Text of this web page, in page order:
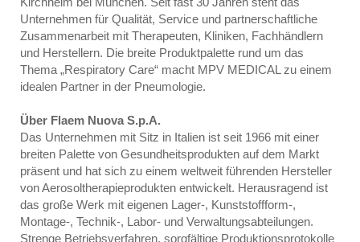
Unternehmen für Qualität, Service und partnerschaftliche
Zusammenarbeit mit Therapeuten, Kliniken, Fachhändlern
und Herstellern. Die breite Produktpalette rund um das
Thema „Respiratory Care“ macht MPV MEDICAL zu einem
idealen Partner in der Pneumologie.
Über Flaem Nuova S.p.A.
Das Unternehmen mit Sitz in Italien ist seit 1966 mit einer
breiten Palette von Gesundheitsprodukten auf dem Markt
präsent und hat sich zu einem weltweit führenden Hersteller
von Aerosoltherapieprodukten entwickelt. Herausragend ist
das große Werk mit eigenen Lager-, Kunststoffform-,
Montage-, Technik-, Labor- und Verwaltungsabteilungen.
Strenge Betriebsverfahren, sorgfältige Produktionsprotokolle